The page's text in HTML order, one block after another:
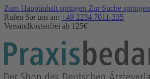
Zum Hauptinhalt springen Zur Suche springen
Rufen Sie uns an: +49 2234 7011-335
Versandkostenfrei ab 125€